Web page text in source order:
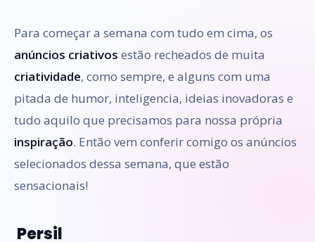
Para começar a semana com tudo em cima, os
anúncios criativos estão recheados de muita
criatividade, como sempre, e alguns com uma
pitada de humor, inteligencia, ideias inovadoras e
tudo aquilo que precisamos para nossa própria
inspiração. Então vem conferir comigo os anúncios
selecionados dessa semana, que estão
sensacionais!
Persil